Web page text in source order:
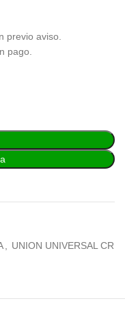
previo aviso.
pago.
UNION UNIVERSAL CR